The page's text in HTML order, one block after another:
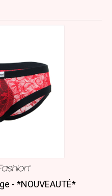
- *NOUVEAUTÉ*